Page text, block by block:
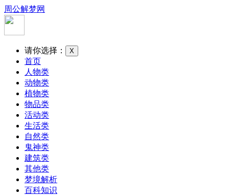
周公解梦网
请你选择： X
首页
人物类
动物类
植物类
物品类
活动类
生活类
自然类
鬼神类
建筑类
其他类
梦境解析
百科知识